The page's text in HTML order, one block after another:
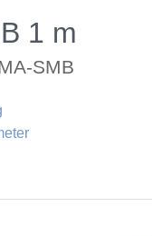
1 m
SMB